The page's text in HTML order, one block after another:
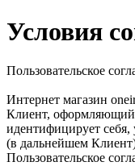
Условия
Пользовательское
Интернет магазин
Клиент, оформляющий
идентифицирует себя,
(в дальнейшем
Пользовательское